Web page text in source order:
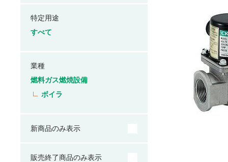
特定用途
すべて
業種
燃料ガス燃焼設備
ボイラ
新商品のみ表示
販売終了商品のみ表示